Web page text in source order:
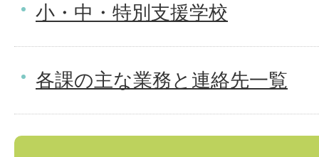
小・中・特別支援学校
各課の主な業務と連絡先一覧